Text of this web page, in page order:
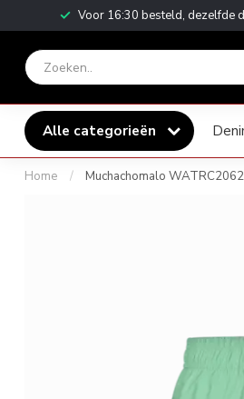
Voor 16:30 besteld, dezelfde
Alle categorieën
Home / Muchachomalo